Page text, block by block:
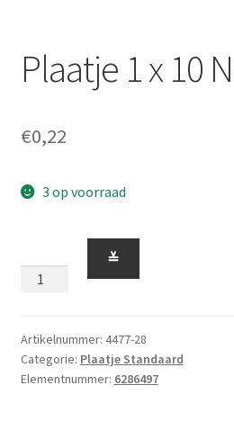
Plaatje 1 x 10
€0,22
3 op voorraad
1
Noga
aantal
≚
Artikelnummer: 4477-28
Categorie: Plaatje Standaard
Elementnummer: 6286497